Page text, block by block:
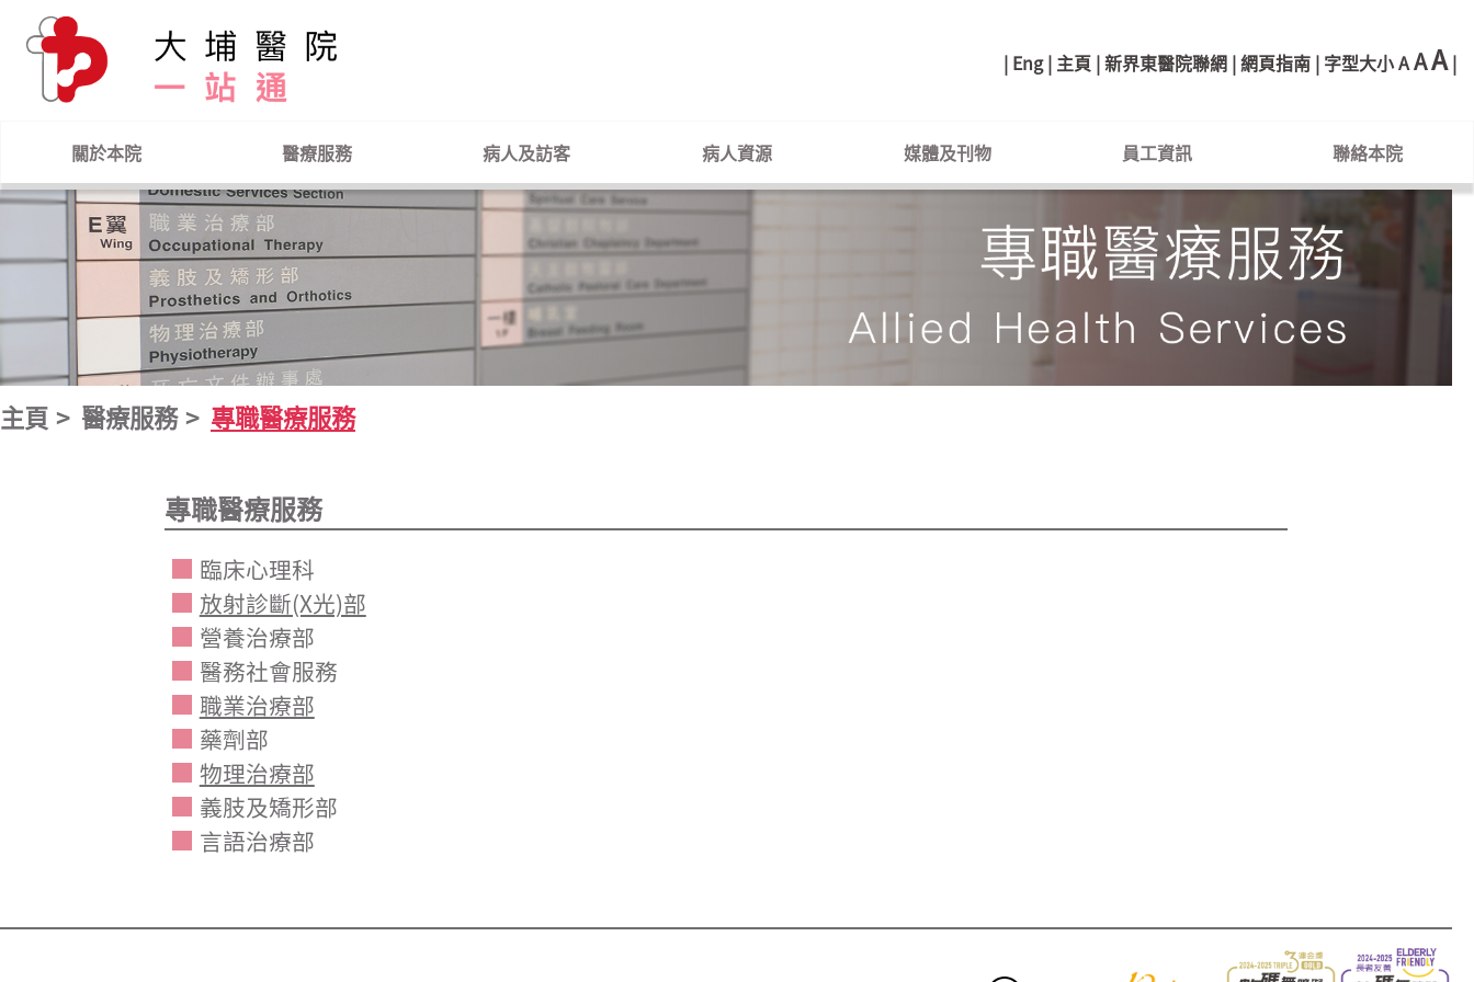
跳到主要內容
Eng 主頁 新界東醫院聯網 網頁指南 字型大小AAA
關於本院 醫療服務 病人及訪客 病人資源 媒體及刊物 員工資訊 聯絡本院
主頁 醫療服務 專職醫療服務
專職醫療服務
臨床心理科
放射診斷(X光)部
營養治療部
醫務社會服務
職業治療部
藥劑部
物理治療部
義肢及矯形部
言語治療部